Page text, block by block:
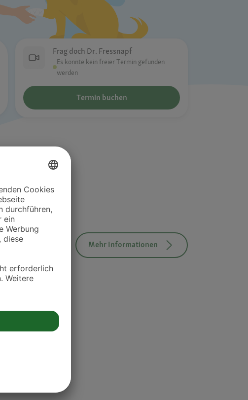
Frag doch Dr. Fressnapf
Es konnte kein freier Termin gefunden
werden
Termin buchen
Mehr Informationen